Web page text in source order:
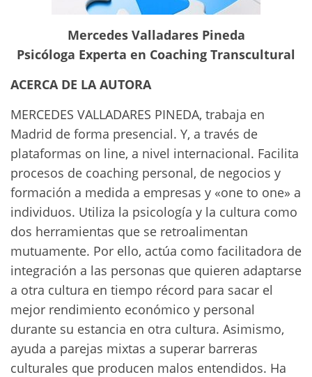
Mercedes Valladares Pineda
Psicóloga Experta en Coaching Transcultural
ACERCA DE LA AUTORA
MERCEDES VALLADARES PINEDA, trabaja en
Madrid de forma presencial. Y, a través de
plataformas on line, a nivel internacional. Facilita
procesos de coaching personal, de negocios y
formación a medida a empresas y «one to one» a
individuos. Utiliza la psicología y la cultura como
dos herramientas que se retroalimentan
mutuamente. Por ello, actúa como facilitadora de
integración a las personas que quieren adaptarse
a otra cultura en tiempo récord para sacar el
mejor rendimiento económico y personal
durante su estancia en otra cultura. Asimismo,
ayuda a parejas mixtas a superar barreras
culturales que producen malos entendidos. Ha